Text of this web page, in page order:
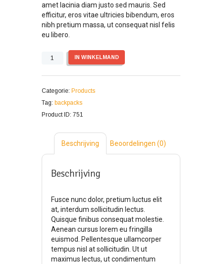
amet lacinia diam justo sed mauris. Sed
efficitur, eros vitae ultricies bibendum, eros
nibh pretium massa, ut consequat nisl felis
eu libero.
Aantal IN WINKELMAND
Categorie: Products
Tag: backpacks
Product ID: 751
Beschrijving Beoordelingen (0)
Beschrijving
Fusce nunc dolor, pretium luctus elit
at, interdum sollicitudin lectus.
Quisque finibus consequat molestie.
Aenean cursus lorem eu fringilla
euismod. Pellentesque ullamcorper
tempus nisl at sollicitudin. Ut ut
maximus lectus, ut condimentum